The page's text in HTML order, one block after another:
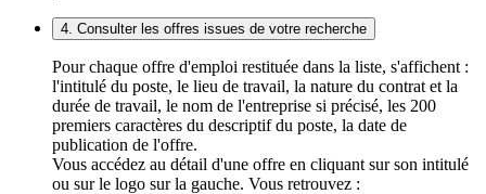
4. Consulter les offres issues de votre recherche
Pour chaque offre d'emploi restituée dans la liste, s'affichent :
l'intitulé du poste, le lieu de travail, la nature du contrat et la
durée de travail, le nom de l'entreprise si précisé, les 200
premiers caractères du descriptif du poste, la date de
publication de l'offre.
Vous accédez au détail d'une offre en cliquant sur son intitulé
ou sur le logo sur la gauche. Vous retrouvez :